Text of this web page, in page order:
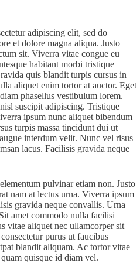
adipiscing elit, sed do
et dolore magna aliqua. Justo
sit. Viverra vitae congue eu
habitant morbi tristique
quis blandit turpis cursus in
aliquet enim tortor at auctor. Eget
phasellus vestibulum lorem.
suscipit adipiscing. Tristique
ipsum nunc aliquet bibendum
turpis massa tincidunt dui ut
interdum velit. Nunc vel risus
lacus. Facilisis gravida neque
pulvinar etiam non. Justo
nam at lectus urna. Viverra ipsum
gravida neque convallis. Urna
amet commodo nulla facilisi
vitae aliquet nec ullamcorper sit
purus ut faucibus
blandit aliquam. Ac tortor vitae
quisque id diam vel.